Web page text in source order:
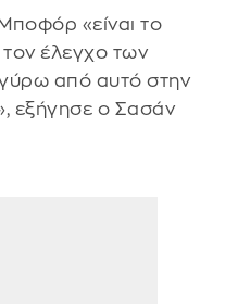
«είναι το
τον έλεγχο των
από αυτό στην
εξήγησε ο Σασάν